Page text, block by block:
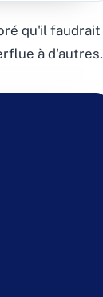
qu'il faudrait
à d'autres.